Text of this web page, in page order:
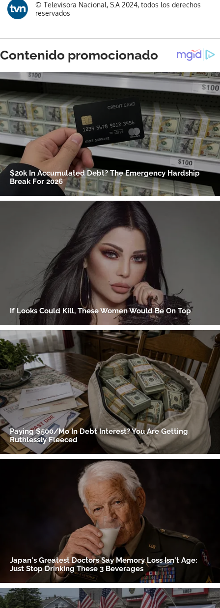
© Televisora Nacional, S.A 2024, todos los derechos
reservados